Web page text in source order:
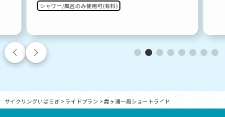
シャワー/風呂のみ使用可(有料)
サイクリングいばらき > ライドプラン > 霞ヶ浦一周ショートライド